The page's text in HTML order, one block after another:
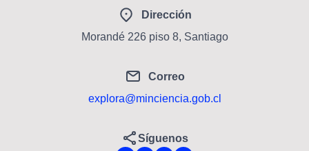
Dirección
Morandé 226 piso 8, Santiago
Correo
explora@minciencia.gob.cl
Síguenos